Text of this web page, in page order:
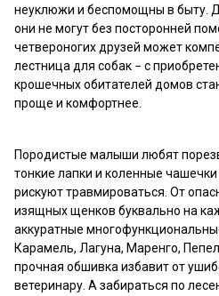
неуклюжи и беспомощны в быту.
они не могут без посторонней
четвероногих друзей может
лестница для собак − с
крошечных обитателей домов
проще и комфортнее.
Породистые малыши любят
тонкие лапки и коленные
рискуют травмироваться. От
изящных щенков буквально на
аккуратные
Карамель, Лагуна, Маренго,
прочная обшивка избавит от
ветеринару. А забираться по